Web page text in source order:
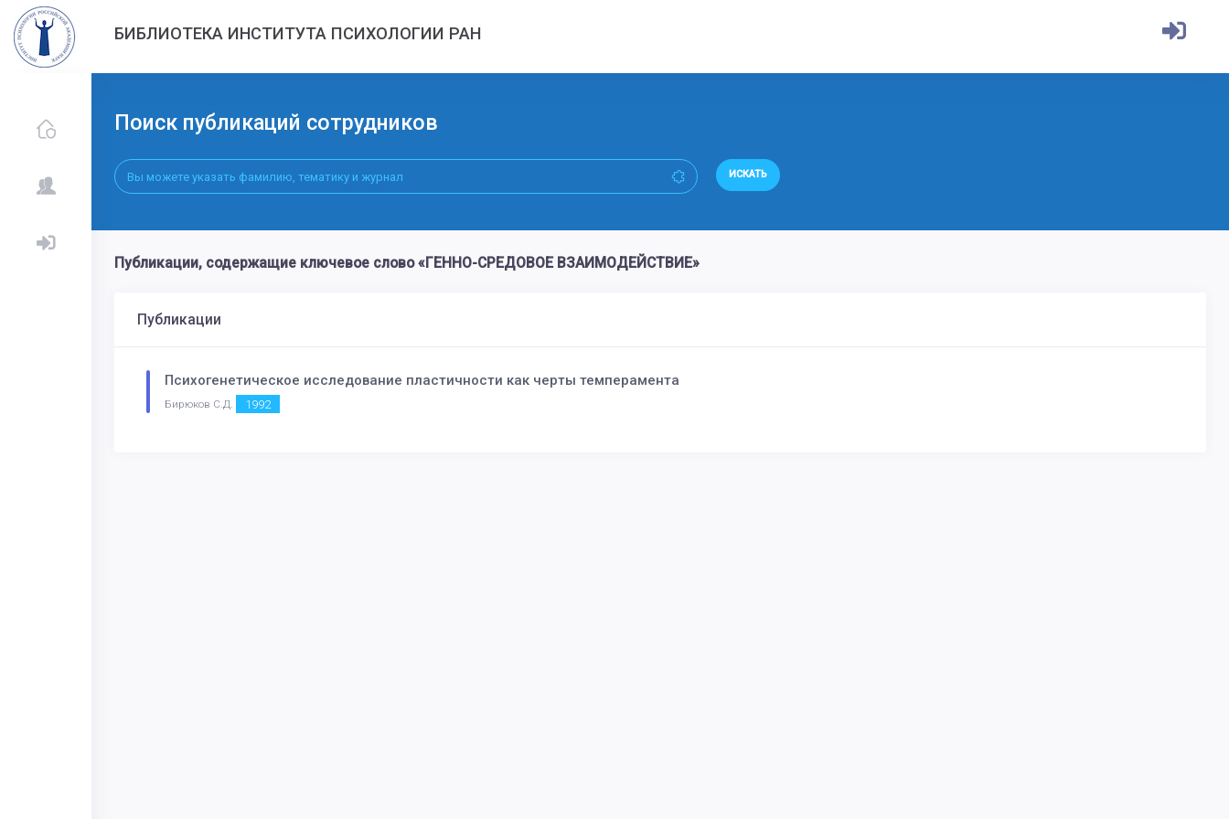
БИБЛИОТЕКА ИНСТИТУТА ПСИХОЛОГИИ РАН
Поиск публикаций сотрудников
ИСКАТЬ
Публикации, содержащие ключевое слово «ГЕННО-СРЕДОВОЕ ВЗАИМОДЕЙСТВИЕ»
Публикации
Психогенетическое исследование пластичности как черты темперамента
Бирюков С.Д. 1992